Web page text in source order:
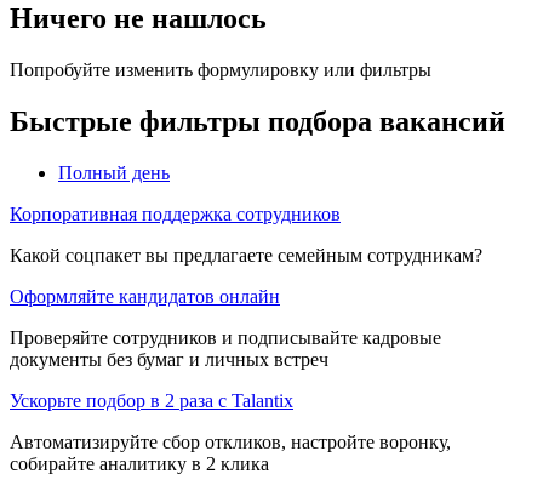
Ничего не нашлось
Попробуйте изменить формулировку или фильтры
Быстрые фильтры подбора вакансий
Полный день
Корпоративная поддержка сотрудников
Какой соцпакет вы предлагаете семейным сотрудникам?
Оформляйте кандидатов онлайн
Проверяйте сотрудников и подписывайте кадровые
документы без бумаг и личных встреч
Ускорьте подбор в 2 раза с Talantix
Автоматизируйте сбор откликов, настройте воронку,
собирайте аналитику в 2 клика